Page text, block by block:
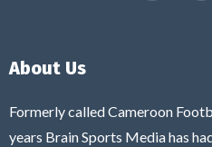
About Us
Formerly called Cameroon
years Brain Sports Media has